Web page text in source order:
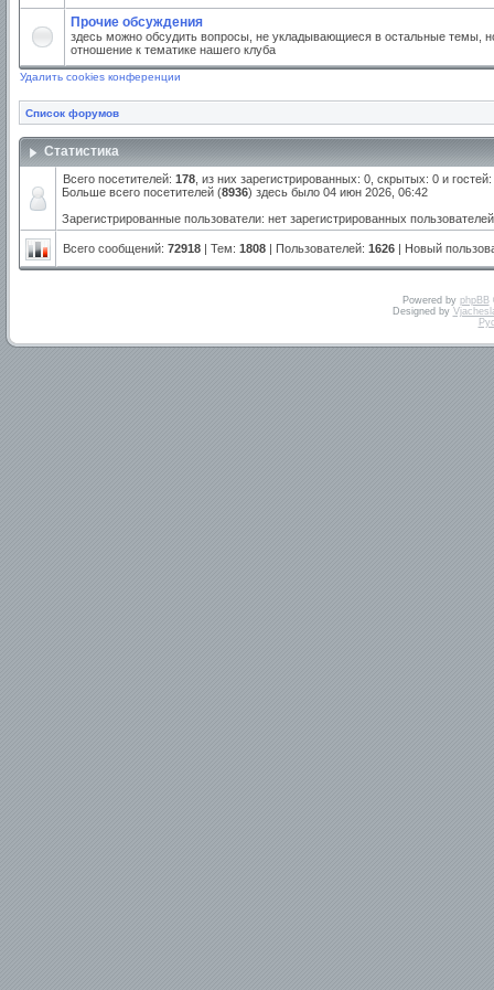
Прочие обсуждения
здесь можно обсудить вопросы, не укладывающиеся в остальные темы,
отношение к тематике нашего клуба
Удалить cookies конференции
Список форумов
Статистика
Всего посетителей: 178 , из них зарегистрированных: 0, скрытых: 0 и
Больше всего посетителей (8936) здесь было 04 июн 2026, 06:42
Зарегистрированные пользователи: нет зарегистрированных пользователей
Всего сообщений: 72918 | Тем: 1808 | Пользователей: 1626 | Новый
Powered by phpBB
Designed by